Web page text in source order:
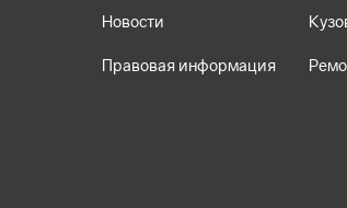
Новости
Правовая информация